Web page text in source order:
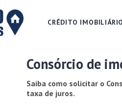
CRÉDITO IMOBILIÁRIO
Consórcio de
Saiba como solicitar o
taxa de juros.